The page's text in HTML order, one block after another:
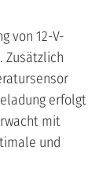
von 12-V-
Zusätzlich
erfolgt
mit
und